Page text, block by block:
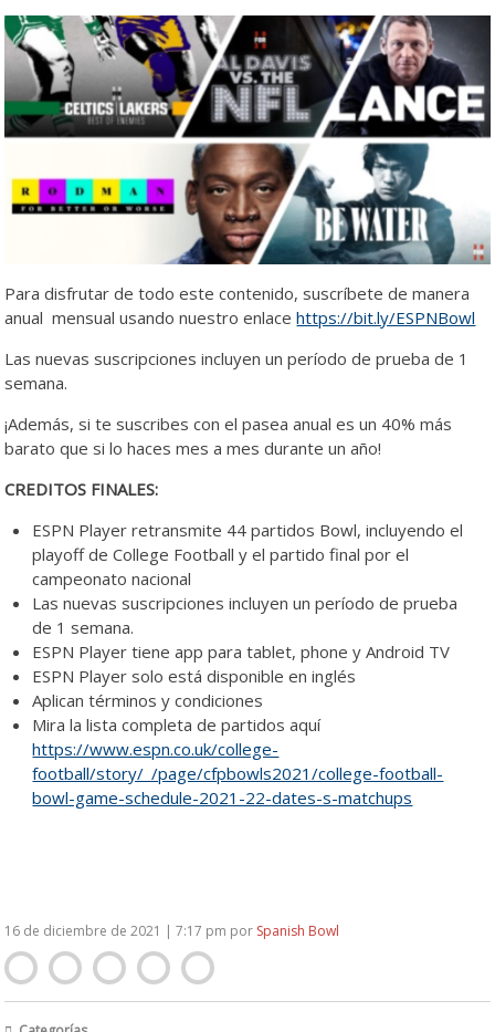
Para disfrutar de todo este contenido, suscríbete de manera
anual mensual usando nuestro enlace https://bit.ly/ESPNBowl
Las nuevas suscripciones incluyen un período de prueba de 1
semana.
¡Además, si te suscribes con el pasea anual es un 40% más
barato que si lo haces mes a mes durante un año!
CREDITOS FINALES:
ESPN Player retransmite 44 partidos Bowl, incluyendo el
playoff de College Football y el partido final por el
campeonato nacional
Las nuevas suscripciones incluyen un período de prueba
de 1 semana.
ESPN Player tiene app para tablet, phone y Android TV
ESPN Player solo está disponible en inglés
Aplican términos y condiciones
Mira la lista completa de partidos aquí
https://www.espn.co.uk/college-
football/story/_/page/cfpbowls2021/college-football-
bowl-game-schedule-2021-22-dates-s-matchups
16 de diciembre de 2021 | 7:17 pm por Spanish Bowl